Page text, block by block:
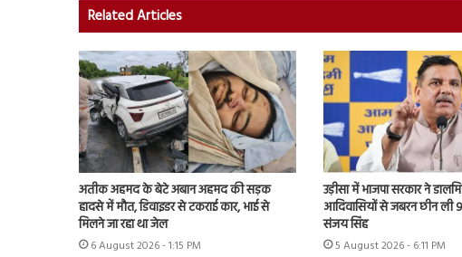
Related Articles
अतीक अहमद के बेटे अबान अहमद की सड़क
हादसे में मौत, डिवाइडर से टकराई कार, भाई से
मिलने जा रहा था जेल
6 August 2026 - 1:15 PM
उड़ीसा में भाजपा सरकार ने
आदिवासियों से जबरन छीन
संजय सिंह
5 August 2026 - 6:11 PM